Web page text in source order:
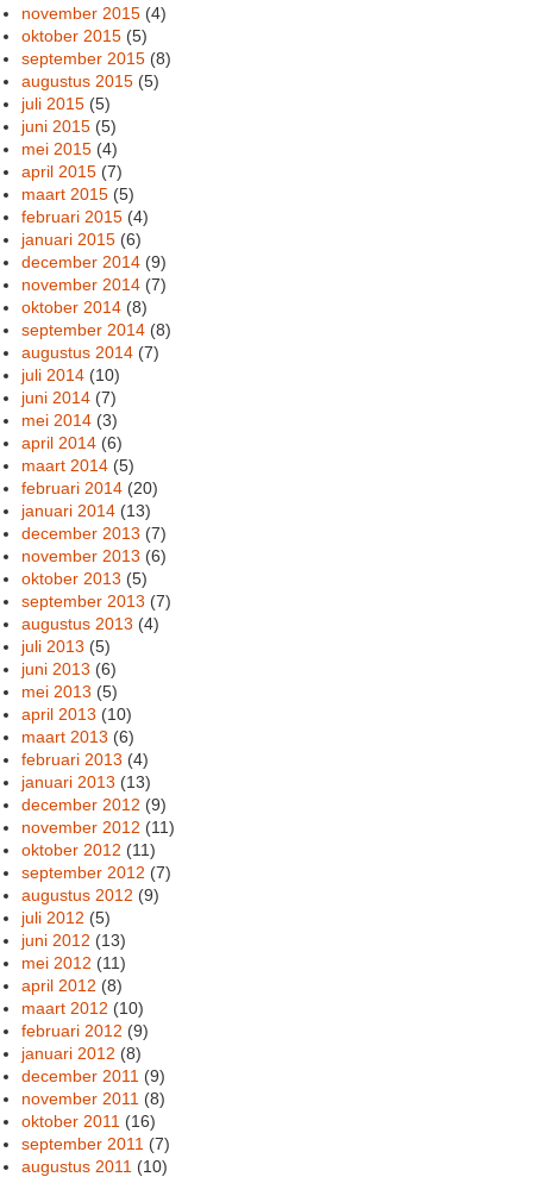
november 2015 (4)
oktober 2015 (5)
september 2015 (8)
augustus 2015 (5)
juli 2015 (5)
juni 2015 (5)
mei 2015 (4)
april 2015 (7)
maart 2015 (5)
februari 2015 (4)
januari 2015 (6)
december 2014 (9)
november 2014 (7)
oktober 2014 (8)
september 2014 (8)
augustus 2014 (7)
juli 2014 (10)
juni 2014 (7)
mei 2014 (3)
april 2014 (6)
maart 2014 (5)
februari 2014 (20)
januari 2014 (13)
december 2013 (7)
november 2013 (6)
oktober 2013 (5)
september 2013 (7)
augustus 2013 (4)
juli 2013 (5)
juni 2013 (6)
mei 2013 (5)
april 2013 (10)
maart 2013 (6)
februari 2013 (4)
januari 2013 (13)
december 2012 (9)
november 2012 (11)
oktober 2012 (11)
september 2012 (7)
augustus 2012 (9)
juli 2012 (5)
juni 2012 (13)
mei 2012 (11)
april 2012 (8)
maart 2012 (10)
februari 2012 (9)
januari 2012 (8)
december 2011 (9)
november 2011 (8)
oktober 2011 (16)
september 2011 (7)
augustus 2011 (10)